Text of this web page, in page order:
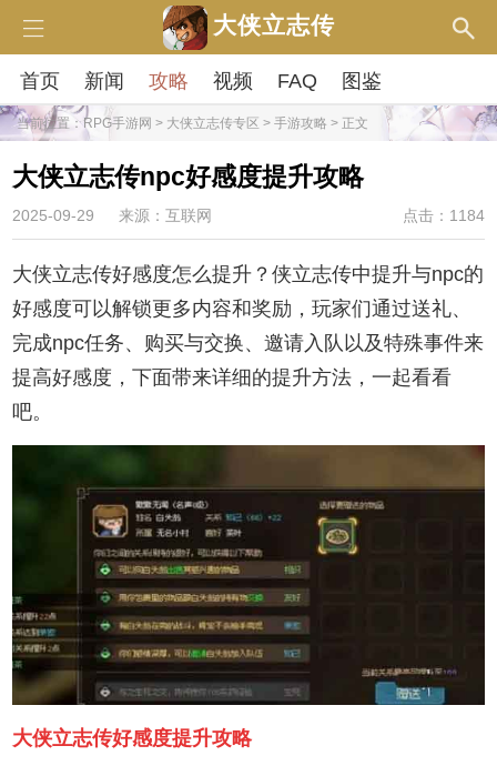
大侠立志传
首页 新闻 攻略 视频 FAQ 图鉴
当前位置：RPG手游网 > 大侠立志传专区 > 手游攻略 > 正文
大侠立志传npc好感度提升攻略
2025-09-29 来源：互联网 点击：1184
大侠立志传好感度怎么提升？侠立志传中提升与npc的
好感度可以解锁更多内容和奖励，玩家们通过送礼、
完成npc任务、购买与交换、邀请入队以及特殊事件来
提高好感度，下面带来详细的提升方法，一起看看
吧。
大侠立志传好感度提升攻略